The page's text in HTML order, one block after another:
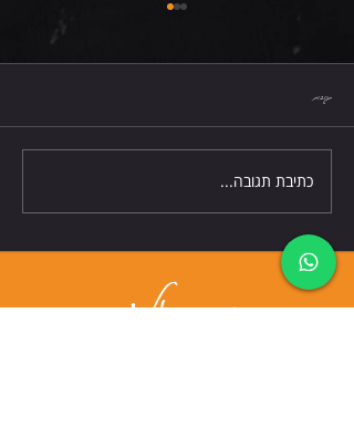
תגובות
כתיבת תגובה...
דברו אלינו